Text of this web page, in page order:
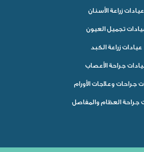
عيادات زراعة الأسنان
تجميل العيون
عيادات زراعة الكبد
جراحة الأعصاب
جراحات وعلاجات الأورام
جراحة العظام والمفاصل